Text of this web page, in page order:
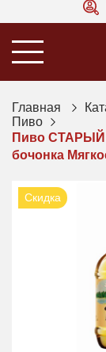
Главная
Пиво
Пиво
бочонка
Скидка